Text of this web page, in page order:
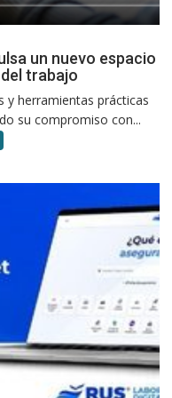
un nuevo espacio
trabajo
y herramientas prácticas
su compromiso con...